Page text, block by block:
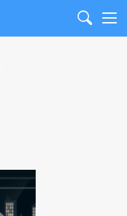
Search